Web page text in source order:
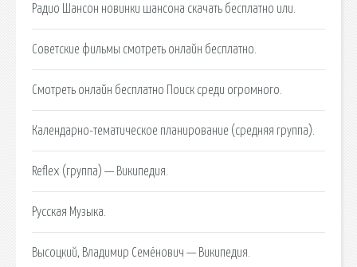
Радио Шансон новинки шансона скачать бесплатно или.
Советские фильмы смотреть онлайн бесплатно.
Смотреть онлайн бесплатно Поиск среди огромного.
Календарно-тематическое планирование (средняя группа).
Reflex (группа) — Википедия.
Русская Музыка.
Высоцкий, Владимир Семёнович — Википедия.